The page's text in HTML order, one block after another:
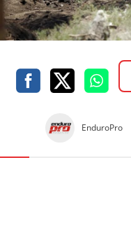
EnduroPro